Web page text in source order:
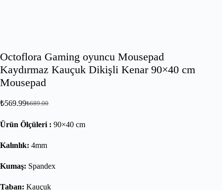
Octoflora Gaming oyuncu Mousepad
Kaydırmaz Kauçuk Dikişli Kenar 90×40 cm
Mousepad
₺689.00
₺569.99
Ürün Ölçüleri : 90×40 cm
Kalınlık: 4mm
Kumaş: Spandex
Taban: Kauçuk